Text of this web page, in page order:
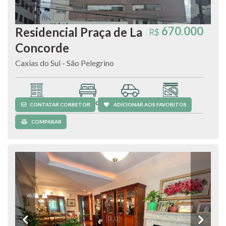
R$ 670.000
Residencial Praça de La
Concorde
Caxias do Sul - São Pelegrino
Apartamento 2 quartos 2 vagas 89,63 m²
CONTATAR CORRETOR ADICIONAR AOS FAVORITOS
COMPARAR